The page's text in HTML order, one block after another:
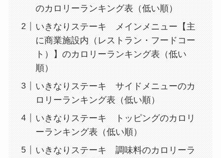
のカロリーランキング表（低い順）
いきなりステーキ メインメニュー【主
に商業施設内（レストラン・フードコー
ト）】のカロリーランキング表（低い
順）
いきなりステーキ サイドメニューのカ
ロリーランキング表（低い順）
いきなりステーキ トッピングのカロリ
ーランキング表（低い順）
いきなりステーキ 調味料のカロリーラ